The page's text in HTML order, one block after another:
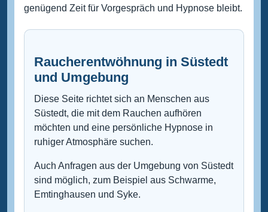
genügend Zeit für Vorgespräch und Hypnose bleibt.
Raucherentwöhnung in Süstedt
und Umgebung
Diese Seite richtet sich an Menschen aus
Süstedt, die mit dem Rauchen aufhören
möchten und eine persönliche Hypnose in
ruhiger Atmosphäre suchen.
Auch Anfragen aus der Umgebung von Süstedt
sind möglich, zum Beispiel aus Schwarme,
Emtinghausen und Syke.